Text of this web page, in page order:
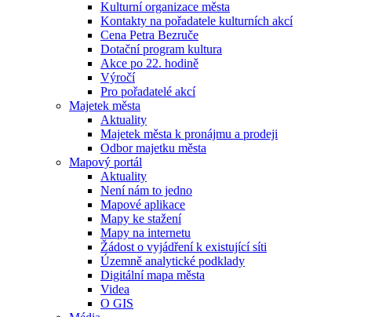
Kulturní organizace města
Kontakty na pořadatele kulturních akcí
Cena Petra Bezruče
Dotační program kultura
Akce po 22. hodině
Výročí
Pro pořadatelé akcí
Majetek města
Aktuality
Majetek města k pronájmu a prodeji
Odbor majetku města
Mapový portál
Aktuality
Není nám to jedno
Mapové aplikace
Mapy ke stažení
Mapy na internetu
Žádost o vyjádření k existující síti
Územně analytické podklady
Digitální mapa města
Videa
O GIS